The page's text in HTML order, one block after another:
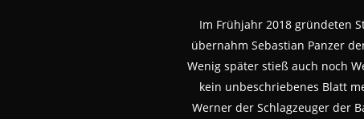
Im Frühjahr 2018 gründeten
übernahm Sebastian Panzer
Wenig später stieß auch noch
kein unbeschriebenes Blatt
Werner der Schlagzeuger der